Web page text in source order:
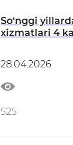
So‘nggi
xizmatlari 4
28.04.2026
525